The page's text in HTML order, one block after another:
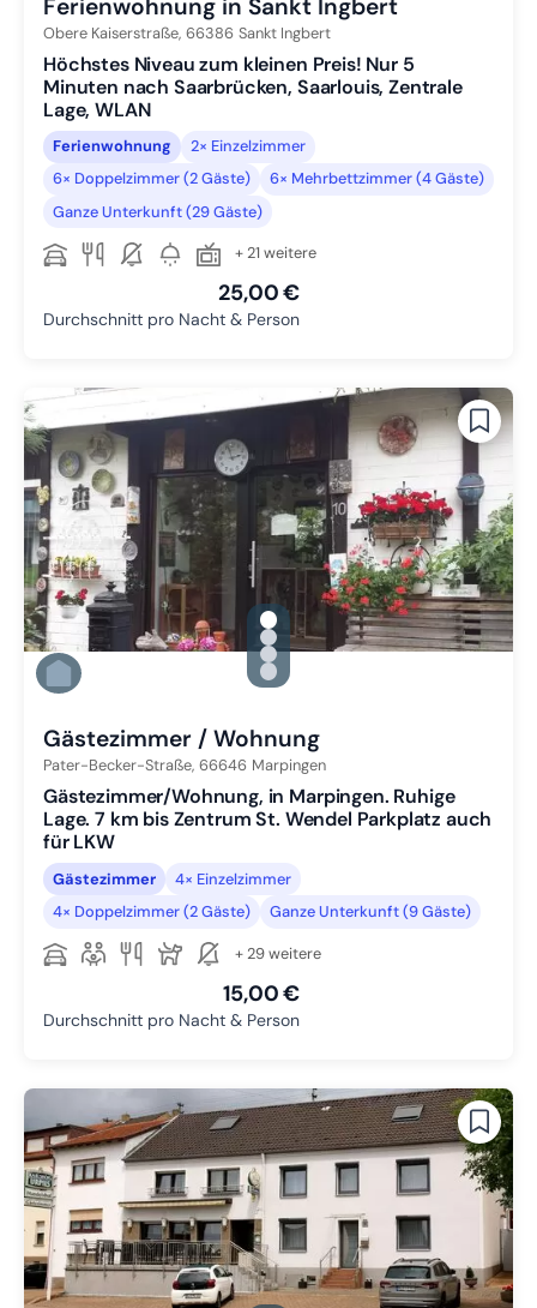
Ferienwohnung in Sankt Ingbert
Obere Kaiserstraße, 66386 Sankt Ingbert
Höchstes Niveau zum kleinen Preis! Nur 5
Minuten nach Saarbrücken, Saarlouis, Zentrale
Lage, WLAN
Ferienwohnung
2× Einzelzimmer
6× Doppelzimmer (2 Gäste)
6× Mehrbettzimmer (4 Gäste)
Ganze Unterkunft (29 Gäste)
+ 21 weitere
25,00 €
Durchschnitt pro Nacht & Person
gallery.slide_selector
Zu Slide 1 wechseln
Zu Slide 2 wechseln
Zu Slide 3 wechseln
Zu Slide 4 wechseln
Gästezimmer / Wohnung
Pater-Becker-Straße, 66646 Marpingen
Gästezimmer/Wohnung, in Marpingen. Ruhige
Lage. 7 km bis Zentrum St. Wendel Parkplatz auch
für LKW
Gästezimmer
4× Einzelzimmer
4× Doppelzimmer (2 Gäste)
Ganze Unterkunft (9 Gäste)
+ 29 weitere
15,00 €
Durchschnitt pro Nacht & Person